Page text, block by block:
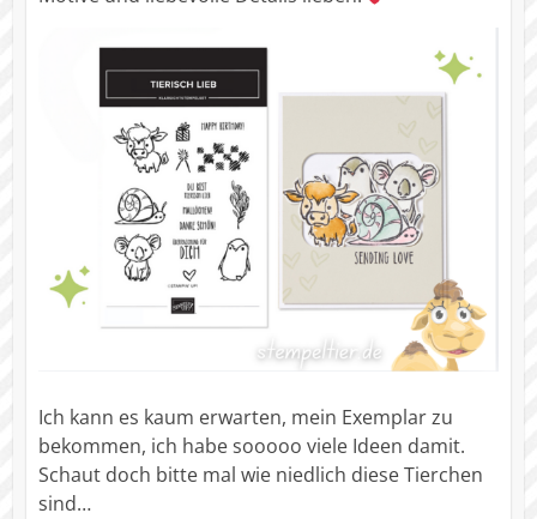
Ich kann es kaum erwarten, mein Exemplar zu
bekommen, ich habe sooooo viele Ideen damit.
Schaut doch bitte mal wie niedlich diese Tierchen
sind…